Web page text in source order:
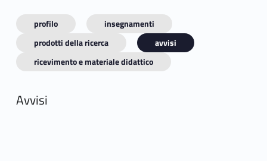
profilo
insegnamenti
prodotti della ricerca
avvisi
ricevimento e materiale didattico
Avvisi